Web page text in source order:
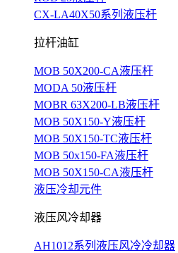
CX-LA40X50系列液压杆
拉杆油缸
MOB 50X200-CA液压杆
MODA 50液压杆
MOBR 63X200-LB液压杆
MOB 50X150-Y液压杆
MOB 50X150-TC液压杆
MOB 50x150-FA液压杆
MOB 50X150-CA液压杆
液压冷却元件
液压风冷却器
AH1012系列液压风冷冷却器